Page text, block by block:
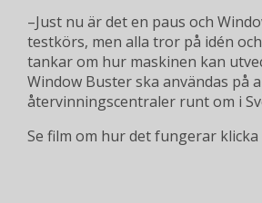
–Just nu är det en paus och
testkörs, men alla tror på idén
tankar om hur maskinen kan
Window Buster ska användas på
återvinningscentraler runt om i
Se film om hur det fungerar klicka